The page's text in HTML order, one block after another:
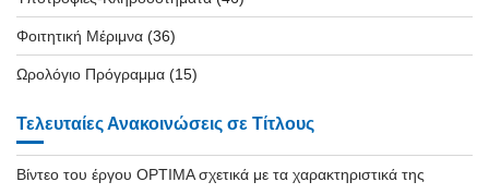
Φοιτητική Μέριμνα (36)
Ωρολόγιο Πρόγραμμα (15)
Τελευταίες Ανακοινώσεις σε Τίτλους
Βίντεο του έργου OPTIMA σχετικά με τα χαρακτηριστικά της